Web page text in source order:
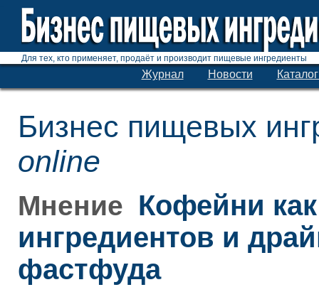
Для тех, кто применяет, продаёт и производит пищевые ингредиенты
Журнал Новости
Бизнес пищевых
online
Мнение Кофейни
ингредиентов и
фастфуда